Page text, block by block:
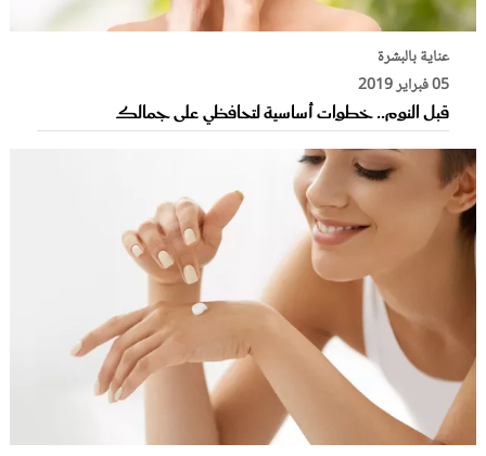
عناية بالبشرة
05 فبراير 2019
قبل النوم.. خطوات أساسية لتحافظي على جمالك